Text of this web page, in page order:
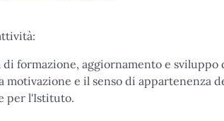
formazione, aggiornamento e sviluppo
e il senso di appartenenza
per l'Istituto.